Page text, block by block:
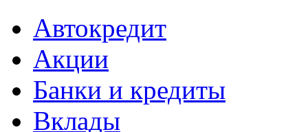
Автокредит
Акции
Банки и кредиты
Вклады